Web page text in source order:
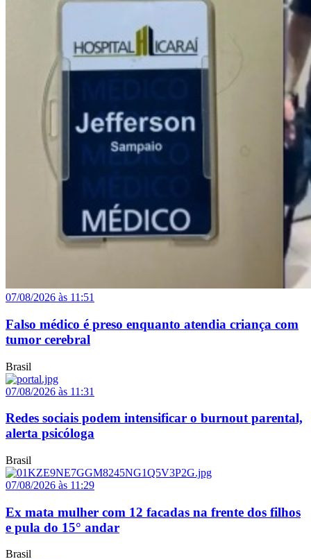
07/08/2026 às 11:51
Falso médico é preso enquanto atendia criança com
tumor cerebral
Brasil
07/08/2026 às 11:31
Redes sociais podem intensificar o burnout parental,
alerta psicóloga
Brasil
07/08/2026 às 11:29
Ex mata mulher com 12 facadas na frente dos filhos
e pula do 15° andar
Brasil